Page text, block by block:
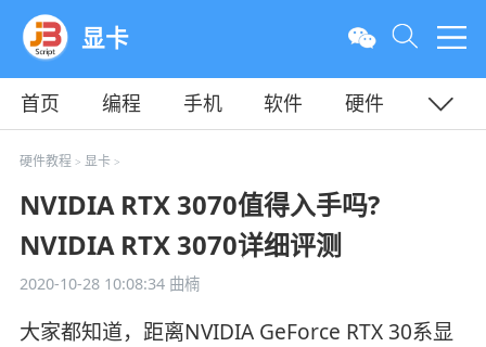
显卡
首页 编程 手机 软件
硬件
教程
平面
硬件教程 > 显卡>
NVIDIA RTX 3070值得入手吗?
NVIDIA RTX 3070详细评测
2020-10-28 10:08:34曲楠
大家都知道，距离NVIDIA GeForce RTX 30系显